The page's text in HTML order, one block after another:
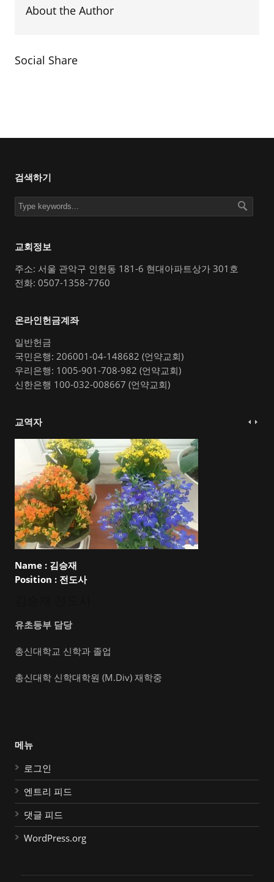
About the Author
Social Share
검색하기
교회정보
주소: 서울 관악구 인헌동 181-6 현대아파트상가 301호
전화: 0507-1358-7760
온라인헌금계좌
일반헌금
국민은행: 206001-04-148682 (언약교회)
우리은행: 1005-901-708-982 (언약교회)
신한은행 100-032-008667 (언약교회)
교역자
Name : 김승재
Position : 전도사
유초등부 담당
총신대학교 신학과 졸업
총신대학 신학대학원 (M.Div) 재학중
메뉴
로그인
엔트리 피드
댓글 피드
WordPress.org